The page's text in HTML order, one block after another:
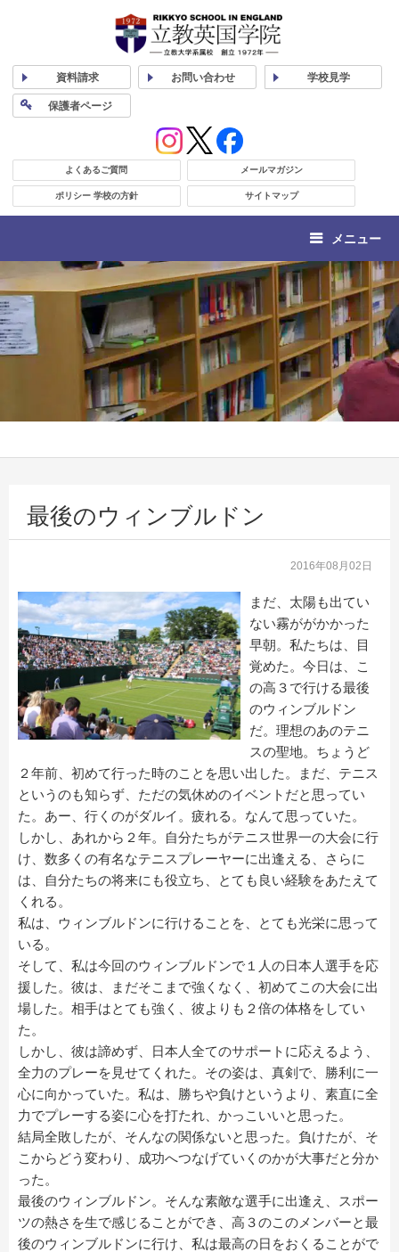
資料請求 お問い合わせ 学校見学
保護者ページ
よくあるご質問 メールマガジン
ポリシー 学校の方針 サイトマップ
メニュー
最後のウィンブルドン
2016年08月02日
まだ、太陽も出てい
ない霧ががかかった
早朝。私たちは、目
覚めた。今日は、こ
の高３で行ける最後
のウィンブルドン
だ。理想のあのテニ
スの聖地。ちょうど
２年前、初めて行った時のことを思い出した。まだ、テニス
というのも知らず、ただの気休めのイベントだと思ってい
た。あー、行くのがダルイ。疲れる。なんて思っていた。
しかし、あれから２年。自分たちがテニス世界一の大会に行
け、数多くの有名なテニスプレーヤーに出逢える、さらに
は、自分たちの将来にも役立ち、とても良い経験をあたえて
くれる。
私は、ウィンブルドンに行けることを、とても光栄に思って
いる。
そして、私は今回のウィンブルドンで１人の日本人選手を応
援した。彼は、まだそこまで強くなく、初めてこの大会に出
場した。相手はとても強く、彼よりも２倍の体格をしてい
た。
しかし、彼は諦めず、日本人全てのサポートに応えるよう、
全力のプレーを見せてくれた。その姿は、真剣で、勝利に一
心に向かっていた。私は、勝ちや負けというより、素直に全
力でプレーする姿に心を打たれ、かっこいいと思った。
結局全敗したが、そんなの関係ないと思った。負けたが、そ
こからどう変わり、成功へつなげていくのかが大事だと分か
った。
最後のウィンブルドン。そんな素敵な選手に出逢え、スポー
ツの熱さを生で感じることができ、高３のこのメンバーと最
後のウィンブルドンに行け、私は最高の日をおくることがで